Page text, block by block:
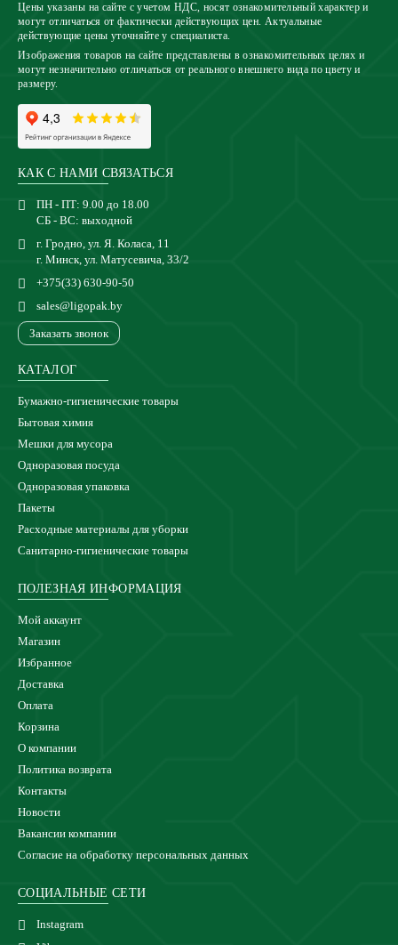
Цены указаны на сайте с учетом НДС, носят ознакомительный характер и
могут отличаться от фактически действующих цен. Актуальные
действующие цены уточняйте у специалиста.
Изображения товаров на сайте представлены в ознакомительных целях и
могут незначительно отличаться от реального внешнего вида по цвету и
размеру.
КАК С НАМИ СВЯЗАТЬСЯ
ПН - ПТ: 9.00 до 18.00
СБ - ВС: выходной
г. Гродно, ул. Я. Коласа, 11
г. Минск, ул. Матусевича, 33/2
+375(33) 630-90-50
sales@ligopak.by
Заказать звонок
КАТАЛОГ
Бумажно-гигиенические товары
Бытовая химия
Мешки для мусора
Одноразовая посуда
Одноразовая упаковка
Пакеты
Расходные материалы для уборки
Санитарно-гигиенические товары
ПОЛЕЗНАЯ ИНФОРМАЦИЯ
Мой аккаунт
Магазин
Избранное
Доставка
Оплата
Корзина
О компании
Политика возврата
Контакты
Новости
Вакансии компании
Согласие на обработку персональных данных
СОЦИАЛЬНЫЕ СЕТИ
Instagram